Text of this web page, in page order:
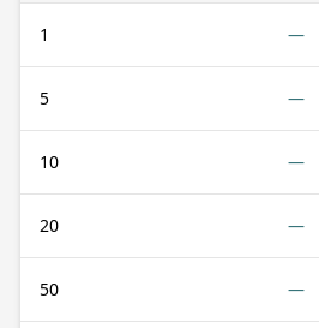
1 —
5 —
10 —
20 —
50 —